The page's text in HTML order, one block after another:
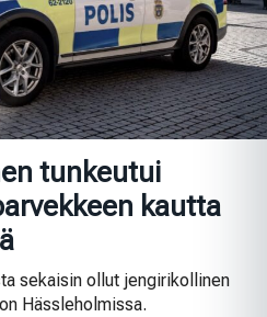
tunkeutui
kautta
sekaisin ollut jengirikollinen
Hässleholmissa.